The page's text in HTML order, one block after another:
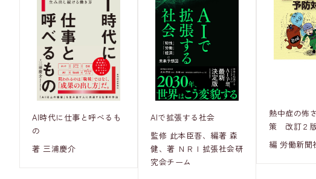
AI時代に仕事と呼べるも
の
著 三浦慶介
AIで拡張する社会
監修 此本臣吾、編著 森
健、著 ＮＲＩ拡張社会研
究会チーム
熱中症の怖
策 改訂２
編 労働新聞